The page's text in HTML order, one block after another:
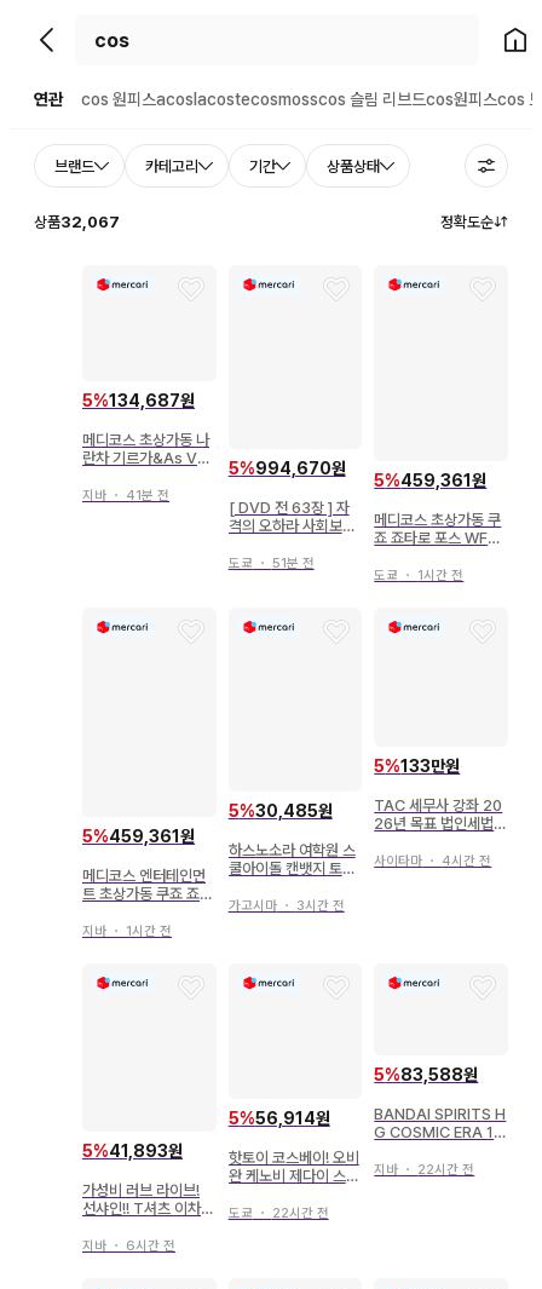
뒤로가기 홈으
연관 cos 원피스acos lacostecosmosscos 슬림 리브드cos원피스cos
브랜드 카테고리 기간 상품상태
상품32,067 정확도순
5%134,687원
메디코스 초상가동 나
란차 기르가&As Ver.
특전 포함
지바 ・ 41분 전
5%994,670원
[ DVD 전 63장 ] 자
격의 오하라 사회보험
수험 대책 합격 코스
도쿄 ・ 51분 전
5%459,361원
메디코스 초상가동 쿠
죠 죠타로 포스 WF20
도쿄 ・ 1시간 전
5%459,361원
메디코스 엔터테인먼
트 초상가동 쿠죠 죠타
nter] 한정판
지바 ・ 1시간 전
5%30,485원
하스노소라 여학원 스
쿨아이돌 캔뱃지 토마
가고시마・ 3시간 전
5%133만원
TAC 세무사 강좌 20
26년 목표 법인세법
전 30회
사이타마 ・ 4시간 전
5%41,893원
가성비 러브 라이브!
선샤인!! T셔츠 이차원
셔츠 NAVY XL 사이
지바 ・ 6시간 전
5%56,914원
핫토이 코스베이! 오비
완 케노비 제다이 스타
도쿄 ・ 22시간 전
5%83,588원
BANDAI SPIRITS H
G COSMIC ERA 1/1
티니 건담 클리어 컬러
지바 ・ 22시간 전